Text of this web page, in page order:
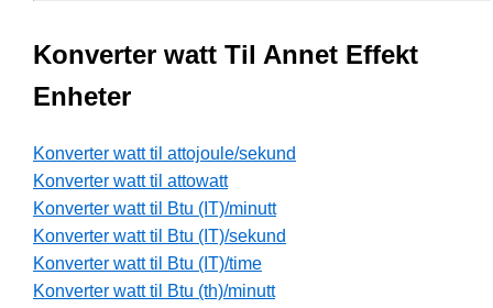
Konverter watt Til Annet Effekt
Enheter
Konverter watt til attojoule/sekund
Konverter watt til attowatt
Konverter watt til Btu (IT)/minutt
Konverter watt til Btu (IT)/sekund
Konverter watt til Btu (IT)/time
Konverter watt til Btu (th)/minutt